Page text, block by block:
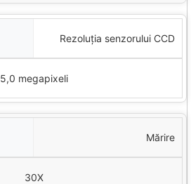
Rezoluția senzorului CCD
5,0 megapixeli
Mărire
30X